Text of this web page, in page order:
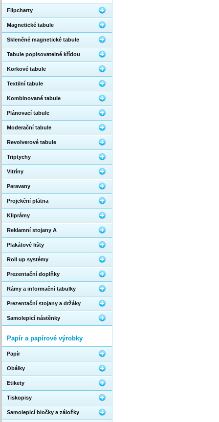
Flipcharty
Magnetické tabule
Skleněné magnetické tabule
Tabule popisovatelné křídou
Korkové tabule
Textilní tabule
Kombinované tabule
Plánovací tabule
Moderační tabule
Revolverové tabule
Triptychy
Vitríny
Paravany
Projekční plátna
Kliprámy
Reklamní stojany A
Plakátové lišty
Roll up systémy
Prezentační doplňky
Rámy a informační tabulky
Prezentační stojany a držáky
Samolepicí nástěnky
Papír a papírové výrobky
Papír
Obálky
Etikety
Tiskopisy
Samolepicí bločky a záložky